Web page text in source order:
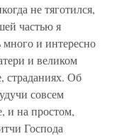
не тяготился,
частью я
и интересно
и великом
страданиях. Об
совсем
и на простом,
Господа